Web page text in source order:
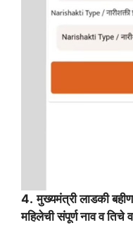
4. मुख्यमंत्री लाडकी
महिलेची संपूर्ण नाव व तिचे